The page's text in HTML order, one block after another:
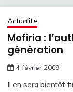
Actualité
Mofiria :
génération
4 février 2009
Il en sera bientôt